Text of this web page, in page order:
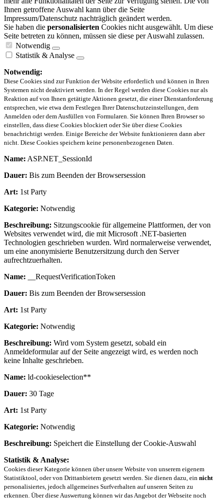
Ihnen getroffene Auswahl kann über die Seite
Impressum/Datenschutz nachträglich geändert werden.
Sie haben die personalisierten Cookies nicht ausgewählt. Um diese
Seite betreten zu können, müssen sie diese per Auswahl zulassen.
Notwendig
Statistik & Analyse
Notwendig:
Diese Cookies sind zur Funktion der Website erforderlich und können in Ihren
Systemen nicht deaktiviert werden. In der Regel werden diese Cookies nur als
Reaktion auf von Ihnen getätigte Aktionen gesetzt, die einer Dienstanforderung
entsprechen, wie etwa dem Festlegen Ihrer Datenschutzeinstellungen, dem
Anmelden oder dem Ausfüllen von Formularen. Sie können Ihren Browser so
einstellen, dass diese Cookies blockiert oder Sie über diese Cookies
benachrichtigt werden. Einige Bereiche der Website funktionieren dann aber
nicht. Diese Cookies speichern keine personenbezogenen Daten.
Name: ASP.NET_SessionId
Dauer: Bis zum Beenden der Browsersession
Art: 1st Party
Kategorie: Notwendig
Beschreibung: Sitzungscookie für allgemeine Plattformen, der von
Websites verwendet wird, die mit Microsoft .NET-basierten
Technologien geschrieben wurden. Wird normalerweise verwendet,
um eine anonymisierte Benutzersitzung durch den Server
aufrechtzuerhalten.
Name: __RequestVerificationToken
Dauer: Bis zum Beenden der Browsersession
Art: 1st Party
Kategorie: Notwendig
Beschreibung: Wird vom System gesetzt, sobald ein
Anmeldeformular auf der Seite angezeigt wird, es werden noch
keine Inhalte geschrieben.
Name: ld-cookieselection**
Dauer: 30 Tage
Art: 1st Party
Kategorie: Notwendig
Beschreibung: Speichert die Einstellung der Cookie-Auswahl
Statistik & Analyse:
Cookies dieser Kategorie können über unsere Website von unserem eigenem
Statistiktool, oder von Drittanbietern gesetzt werden. Sie dienen dazu, ein nicht
personalisiertes, jedoch allgemeines Surfverhalten auf unseren Seiten zu
erkennen. Über diese Auswertung können wir das Angebot der Webseite noch